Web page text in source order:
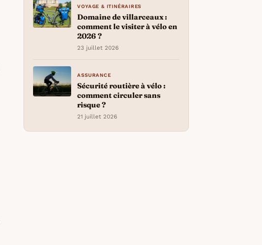
VOYAGE & ITINÉRAIRES
Domaine de villarceaux :
comment le visiter à vélo en
2026 ?
23 juillet 2026
ASSURANCE
Sécurité routière à vélo :
comment circuler sans
risque ?
21 juillet 2026